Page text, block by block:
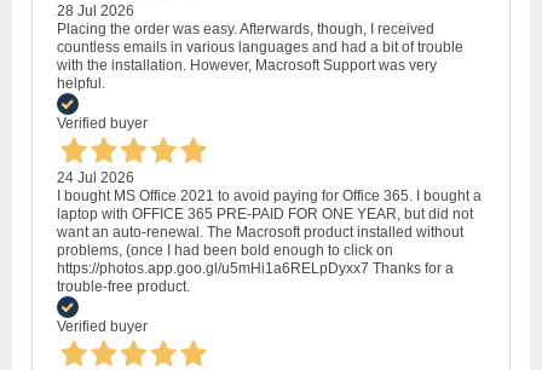
28 Jul 2026
Placing the order was easy. Afterwards, though, I received
countless emails in various languages and had a bit of trouble
with the installation. However, Macrosoft Support was very
helpful.
Verified buyer
24 Jul 2026
I bought MS Office 2021 to avoid paying for Office 365. I bought a
laptop with OFFICE 365 PRE-PAID FOR ONE YEAR, but did not
want an auto-renewal. The Macrosoft product installed without
problems, (once I had been bold enough to click on
https://photos.app.goo.gl/u5mHi1a6RELpDyxx7 Thanks for a
trouble-free product.
Verified buyer